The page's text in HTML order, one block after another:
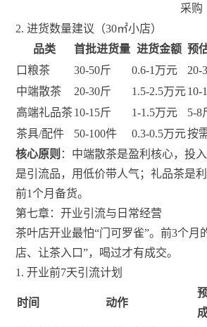
采购
2. 进货数量建议（30㎡小店）
品类
首批进货量 进货金额 预
口粮茶
30-50斤 0.6-1万元
20-
中端散茶
20-30斤 1.5-2.5万元10-
高端礼品茶10-15斤 1-1.5万元
5-8
茶具/配件
50-100件 0.3-0.5万元按
核心原则 ：中端散茶是盈利核心，投
是引流品，用低价带人气；礼品茶是
前1个月备货。
第七章：开业引流与日常经营
茶叶店开业最怕“门可罗雀”。前3个月
店、让茶入口”，喝过才有成交。
1. 开业前7天引流计划
时间 动作